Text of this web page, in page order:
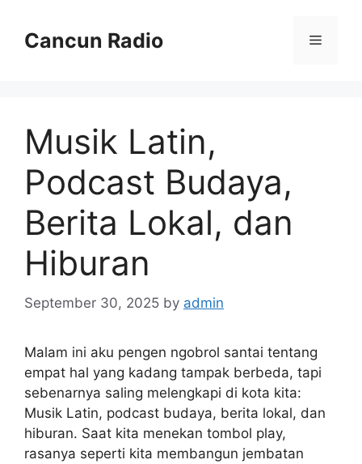
contentCancun Radio Menu
Musik Latin,
Podcast Budaya,
Berita Lokal, dan
Hiburan
September 30, 2025 by admin
Malam ini aku pengen ngobrol santai tentang
empat hal yang kadang tampak berbeda, tapi
sebenarnya saling melengkapi di kota kita:
Musik Latin, podcast budaya, berita lokal, dan
hiburan. Saat kita menekan tombol play,
rasanya seperti kita membangun jembatan